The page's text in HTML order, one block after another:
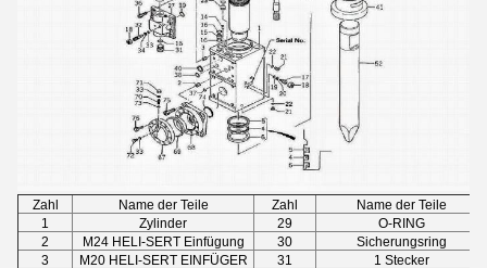
Zahl Name der Teile Zahl
Name der Teile
1
Zylinder 29
O-RING
2
M24 HELI-SERT Einfügung 30
Sicherungsring
3
M20 HELI-SERT EINFÜGER 31
1 Stecker